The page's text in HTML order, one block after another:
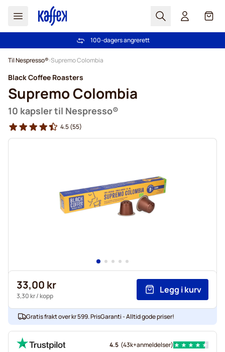
Søk Cart
Gratis frakt over kr 599
100-dagers angrerett
Til Nespresso® Supremo Colombia
Black Coffee Roasters
Supremo Colombia
10 kapsler til Nespresso®
4.5(55)
33,00 kr
3,30 kr/ kopp
Legg i kurv
Gratis frakt over kr 599. PrisGaranti - Alltid gode priser!
4.5 (43k+anmeldelser)